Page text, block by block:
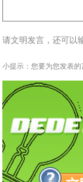
请文明发言，还可以
小提示：您要为您发表